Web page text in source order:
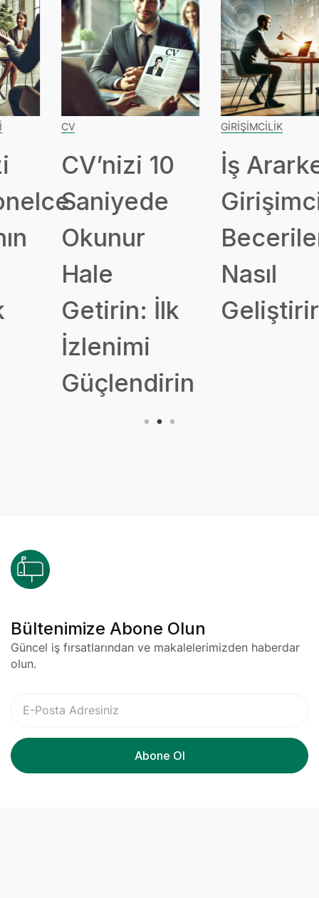
CV’nizi 10
Saniyede
Okunur
Getirin: İlk
İzlenimi
Güçlendirin
GIRIŞIMCILIK
İş Ararken
Girişimcilik
Nasıl
Bültenimize Abone Olun
Güncel iş fırsatlarından ve makalelerimizden haberdar
olun.